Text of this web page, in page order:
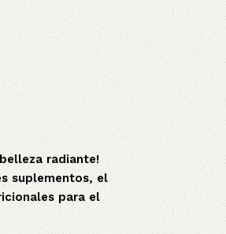
radiante!
suplementos, el
para el